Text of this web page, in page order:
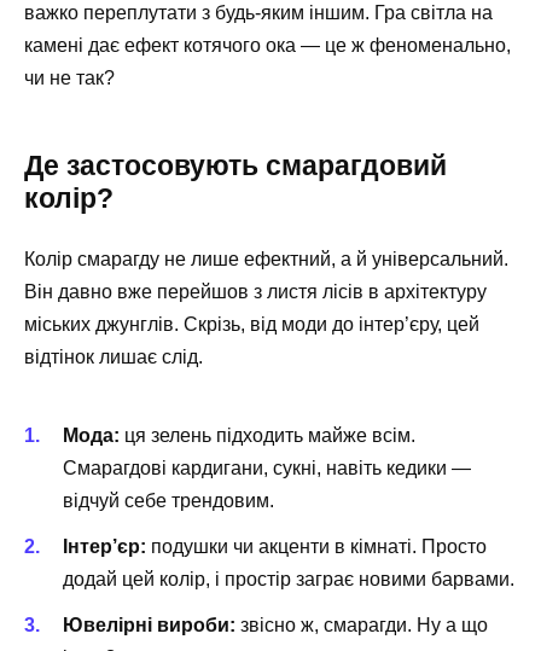
важко переплутати з будь-яким іншим. Гра світла на
камені дає ефект котячого ока — це ж феноменально,
чи не так?
Де застосовують смарагдовий
колір?
Колір смарагду не лише ефектний, а й універсальний.
Він давно вже перейшов з листя лісів в архітектуру
міських джунглів. Скрізь, від моди до інтер’єру, цей
відтінок лишає слід.
Мода: ця зелень підходить майже всім.
Смарагдові кардигани, сукні, навіть кедики —
відчуй себе трендовим.
Інтер’єр: подушки чи акценти в кімнаті. Просто
додай цей колір, і простір заграє новими барвами.
Ювелірні вироби: звісно ж, смарагди. Ну а що